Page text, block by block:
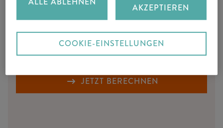
SorglosReparatur mit Hol- und Bringservice
sowie lebenslanger Garantie auf die Reparatur
Einfacher Online-Abschluss 24/7
JETZT BERECHNEN
AKZEPTIEREN
COOKIE-EINSTELLUNGEN